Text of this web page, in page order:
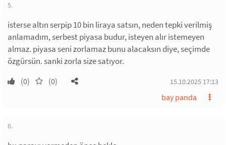
5.
isterse altın serpip 10 bin liraya satsın, neden tepki verilmiş
anlamadım, serbest piyasa budur, isteyen alır istemeyen
almaz. piyasa seni zorlamaz bunu alacaksın diye, seçimde
özgürsün. sanki zorla size satıyor.
(0) (0) 15.10.2025 17:13
bay panda
6.